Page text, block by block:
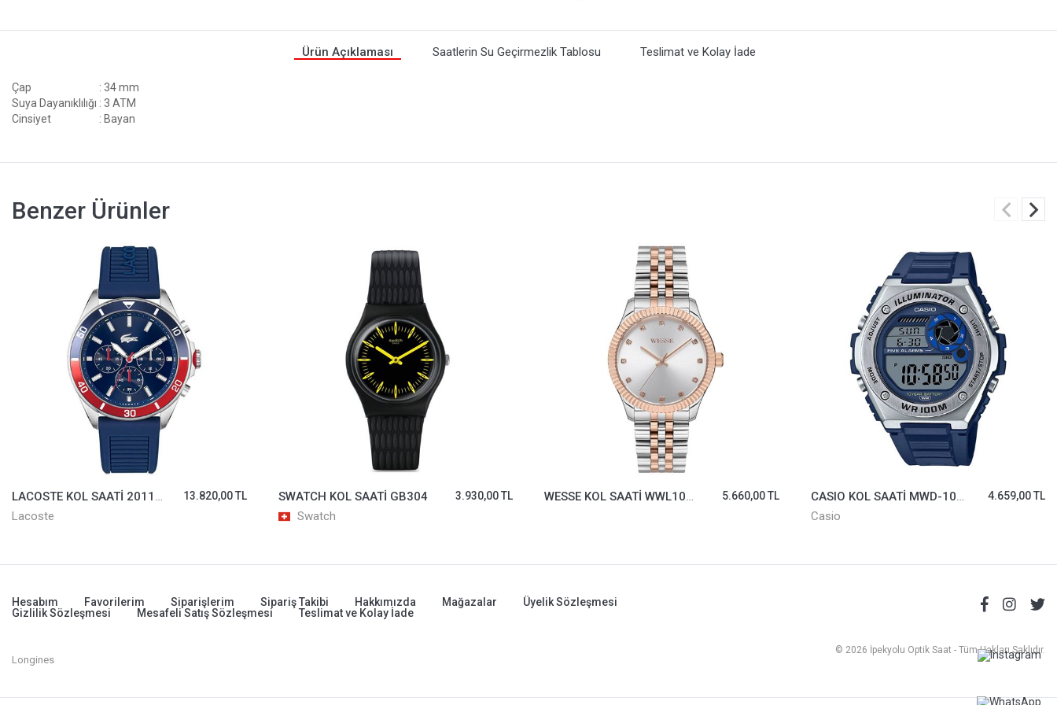
Ürün Açıklaması Saatlerin Su Geçirmezlik Tablosu Teslimat ve Kolay İade
Çap
: 34 mm
Suya Dayanıklılığı : 3 ATM
Cinsiyet
: Bayan
Benzer Ürünler
LACOSTE KOL SAATİ 2011154
Lacoste
13.820,00 TL
SWATCH KOL SAATİ GB304
Swatch
3.930,00 TL WESSE KOL SAATİ WWL108801 5.660,00 TL
CASIO KOL SAATİ MWD-100H-2AVDF
Casio
4.659,00 TL
Hesabım Favorilerim Siparişlerim Sipariş Takibi Hakkımızda Mağazalar
Üyelik Sözleşmesi
Gizlilik Sözleşmesi
Mesafeli Satış Sözleşmesi Teslimat ve Kolay İade
Longines
© 2026 İpekyolu Optik Saat - Tüm Hakları Saklıdır.